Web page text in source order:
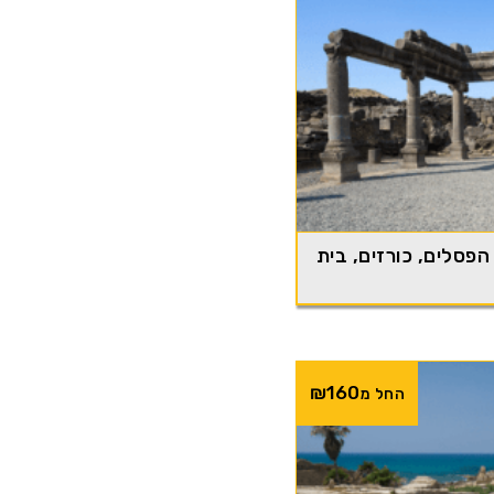
הפסלים, כורזים, בית
החל מ ₪160